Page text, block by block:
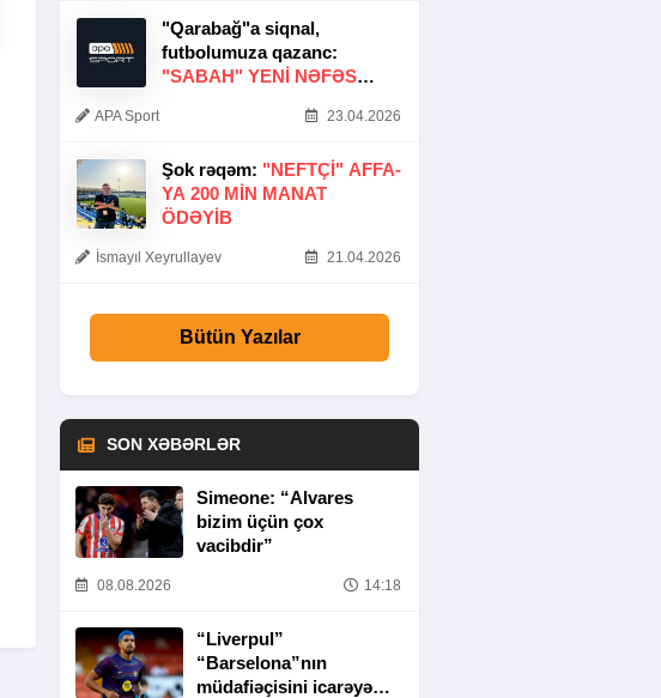
"Qarabağ"a siqnal,
futbolumuza qazanc:
"SABAH" YENI NƏFƏS
APA Sport 23.04.2026
Şok rəqəm: "NEFTÇI" AFFA-
YA 200 MIN MANAT
ÖDƏYIB
İsmayıl Xeyrullayev 21.04.2026
Bütün Yazılar
SON XƏBƏRLƏR
Simeone: “Alvares
bizim üçün çox
vacibdir”
08.08.2026 14:18
“Liverpul”
“Barselona”nın
müdafiəçisini icarəyə